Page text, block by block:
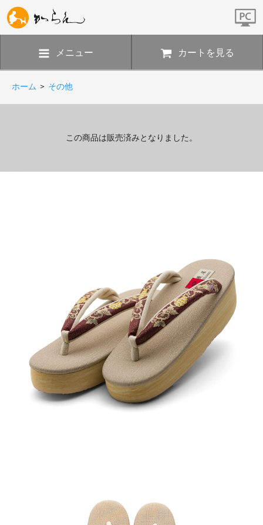
メニュー カートを見る
ホーム > その他
この商品は販売済みとなりました。